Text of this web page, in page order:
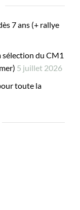
7 ans (+ rallye
sélection du CM1
5 juillet 2026
toute la